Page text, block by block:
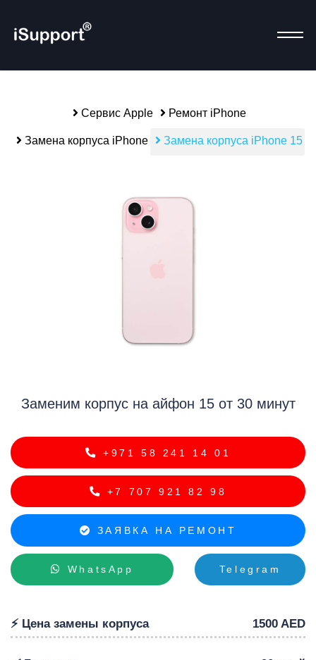
Сервис Apple Ремонт iPhone
Замена корпуса iPhone Замена корпуса iPhone 15
Заменим корпус на айфон 15 от 30 минут
+971 58 241 14 01
+7 707 921 82 98
ЗАЯВКА НА РЕМОНТ
WhatsApp Telegram
⚡️ Цена замены корпуса 1500 AED